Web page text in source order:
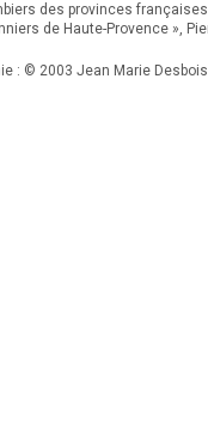
des provinces
de Haute-Provence »,
: © 2003 Jean Marie